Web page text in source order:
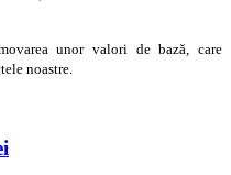
unor valori de bază, care
noastre.